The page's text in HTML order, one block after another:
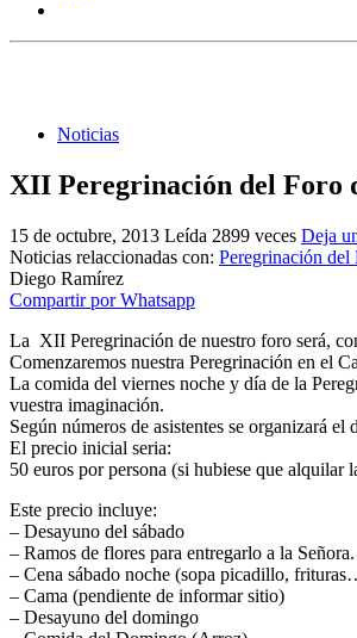
Noticias
XII Peregrinación del Foro
15 de octubre, 2013 Leída 2899 veces Deja
Noticias relaccionadas con: Peregrinación del
Diego Ramírez
Compartir por Whatsapp
La XII Peregrinación de nuestro foro será,
Comenzaremos nuestra Peregrinación en el
La comida del viernes noche y día de la
vuestra imaginación.
Según números de asistentes se organizará
El precio inicial seria:
50 euros por persona (si hubiese que alquilar
Este precio incluye:
– Desayuno del sábado
– Ramos de flores para entregarlo a la Señora.
– Cena sábado noche (sopa picadillo,
– Cama (pendiente de informar sitio)
– Desayuno del domingo